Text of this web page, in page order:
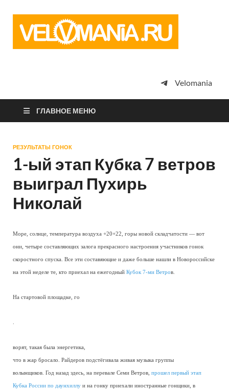
просто
Velomania
ГЛАВНОЕ МЕНЮ
РЕЗУЛЬТАТЫ ГОНОК
1-ый этап Кубка 7 ветров
выиграл Пухирь
Николай
Море, солнце, температура воздуха +20+22, горы новой складчатости — вот
они, четыре составляющих залога прекрасного настроения участников гонок
скоростного спуска. Все эти составяющие и даже больше нашли в Новороссийске
на этой неделе те, кто приехал на ежегодный Кубок 7-ми Ветров.
На стартовой площадке, го
ворят, такая была энергетика,
что в жар бросало. Райдеров подстёгивала живая музыка группы
волынщиков. Год назад здесь, на перевале Семи Ветров, прошел первый этап
Кубка России по даунхиллу и на гонку приехали иностранные гонщики, в